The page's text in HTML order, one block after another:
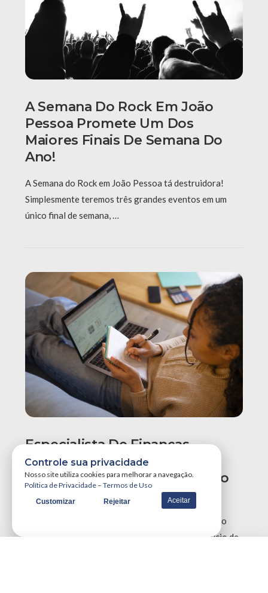
A Semana Do Rock Em João
Pessoa Promete Um Dos
Maiores Finais De Semana Do
Ano!
A Semana do Rock em João Pessoa tá destruidora!
Simplesmente teremos três grandes eventos em um
único final de semana, …
Especialista De Finanças
Recomenda Revisão Do
Orçamento Para Evitar Aperto
No Fim Do Ano
Especialistas em finanças recomendam uma revisão
urgente no planejamento orçamentário neste início de
Controle sua privacidade
Nosso site utiliza cookies para melhorar a navegação.
Política de Privacidade – Termos de Uso
Customizar Rejeitar Aceitar